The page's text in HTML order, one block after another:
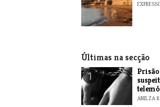
Últimas na secção
1
ANILZA